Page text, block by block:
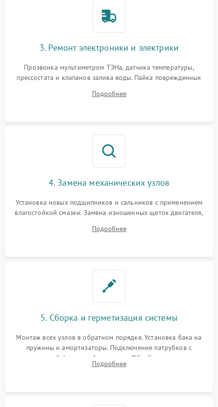
3. Ремонт электроники и электрики
Прозвонка мультиметром ТЭНа, датчика температуры,
прессостата и клапанов залива воды. Пайка поврежденных
Восстановление целостности проводки и контактов.
Подробнее
4. Замена механических узлов
Установка новых подшипников и сальников с применением
влагостойкой смазки. Замена изношенных щеток двигателя,
или поврежденной резиновой манжеты.
Подробнее
5. Сборка и герметизация системы
Монтаж всех узлов в обратном порядке. Установка бака на
пружины и амортизаторы. Подключение патрубков с
надежной фиксацией хомутами. Обработка стыков
герметиком для предотвращения возможных протечек воды.
Подробнее